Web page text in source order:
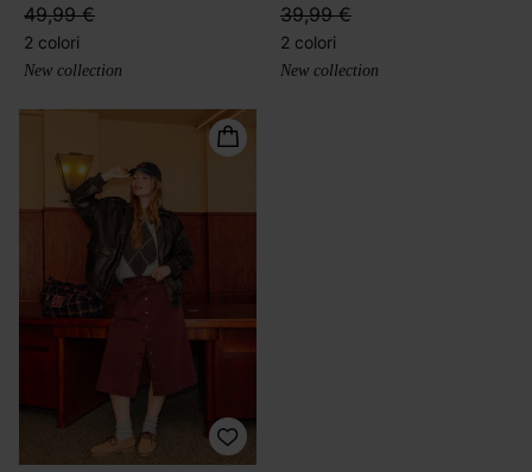
49,99 €
2 colori
New collection
39,99 €
2 colori
New collection